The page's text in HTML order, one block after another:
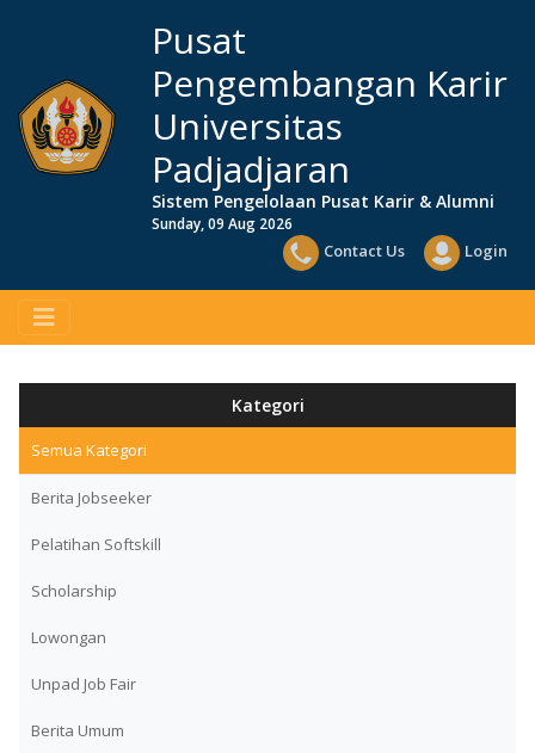
Pusat
Pengembangan Karir
Universitas
Padjadjaran
Sistem Pengelolaan Pusat Karir & Alumni
Sunday, 09 Aug 2026
Contact Us Login
Kategori
Semua Kategori
Berita Jobseeker
Pelatihan Softskill
Scholarship
Lowongan
Unpad Job Fair
Berita Umum